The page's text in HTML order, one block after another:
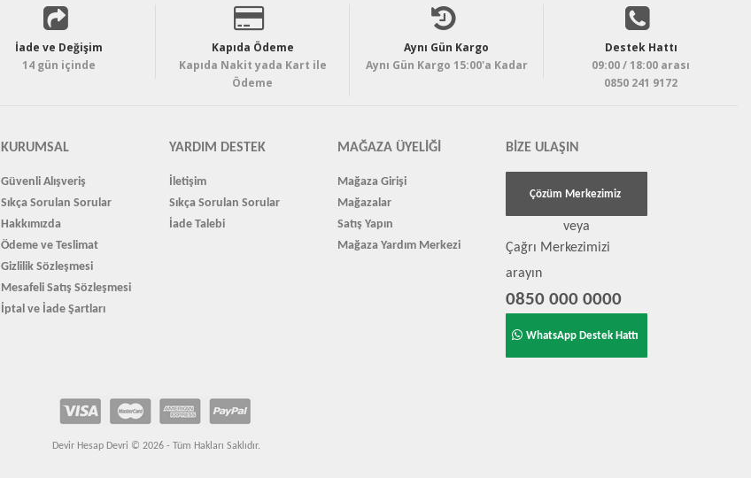
İade ve Değişim
14 gün içinde
Kapıda Ödeme
Kapıda Nakit yada Kart ile
Ödeme
Aynı Gün Kargo
Aynı Gün Kargo 15:00'a Kadar
Destek Hattı
09:00 / 18:00 arası
0850 241 9172
KURUMSAL
Güvenli Alışveriş
Sıkça Sorulan Sorular
Hakkımızda
Ödeme ve Teslimat
Gizlilik Sözleşmesi
Mesafeli Satış Sözleşmesi
İptal ve İade Şartları
YARDIM DESTEK
İletişim
Sıkça Sorulan Sorular
İade Talebi
MAĞAZA ÜYELIĞI
Mağaza Girişi
Mağazalar
Satış Yapın
Mağaza Yardım Merkezi
BIZE ULAŞIN
Çözüm Merkezimiz
veya
Çağrı Merkezimizi
arayın
0850 000 0000
WhatsApp Destek Hattı
Devir Hesap Devri © 2026 - Tüm Hakları Saklıdır.